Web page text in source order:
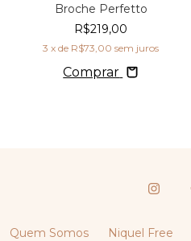
Broche Perfetto
R$219,00
3 x de R$73,00 sem juros
Comprar
Quem Somos Niquel Free